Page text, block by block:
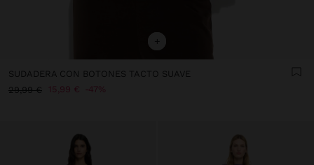
+
SUDADERA CON BOTONES TACTO SUAVE
29,99 €
15,99 € 47%